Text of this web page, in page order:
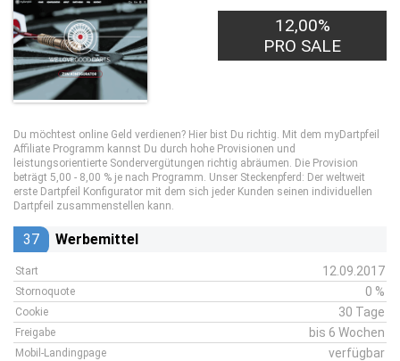
12,00%
PRO SALE
Du möchtest online Geld verdienen? Hier bist Du richtig. Mit dem myDartpfeil
Affiliate Programm kannst Du durch hohe Provisionen und
leistungsorientierte Sondervergütungen richtig abräumen. Die Provision
beträgt 5,00 - 8,00 % je nach Programm. Unser Steckenpferd: Der weltweit
erste Dartpfeil Konfigurator mit dem sich jeder Kunden seinen individuellen
Dartpfeil zusammenstellen kann.
37 Werbemittel
Start 12.09.2017
Stornoquote 0 %
Cookie 30 Tage
Freigabe bis 6 Wochen
Mobil-Landingpage verfügbar